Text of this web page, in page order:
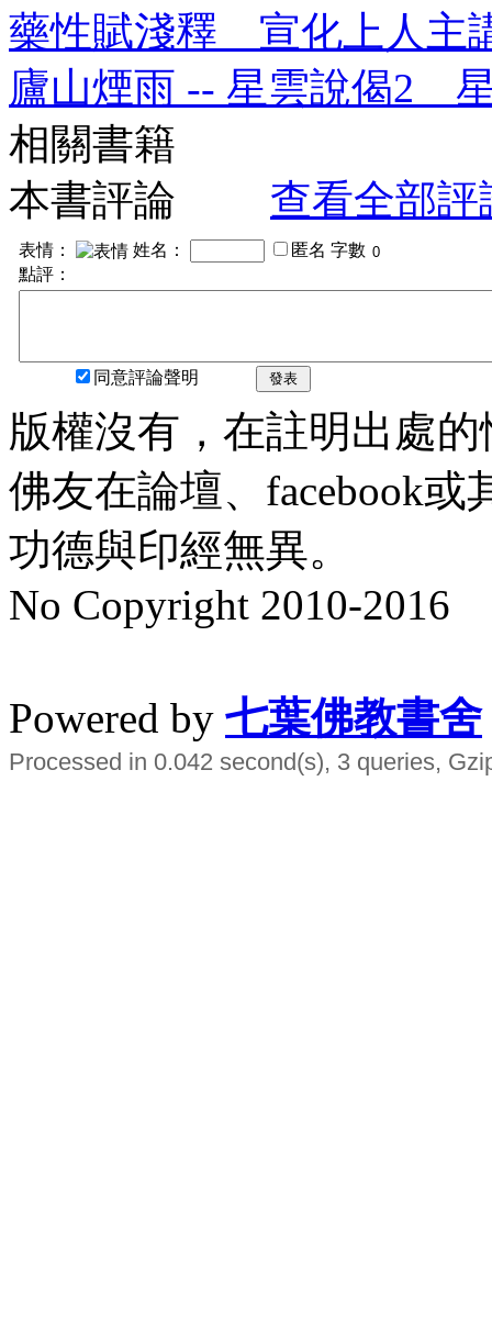
藥性賦淺釋 宣化上人主
廬山煙雨 -- 星雲說偈2
相關書籍
本書評論
查看全部評
表情： 姓名： 匿名 字數
點評：
同意評論聲明 發表
版權沒有，在註明出處
佛友在論壇、facebook
功德與印經無異。
No Copyright 2010-2016
Powered by 七葉佛教書舍
Processed in 0.042 second(s), 3 queries,